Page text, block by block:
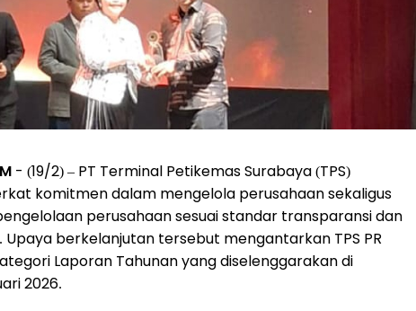
- (19/2) – PT Terminal Petikemas Surabaya (TPS)
komitmen dalam mengelola perusahaan sekaligus
perusahaan sesuai standar transparansi dan
berkelanjutan tersebut mengantarkan TPS PR
Laporan Tahunan yang diselenggarakan di
2026.